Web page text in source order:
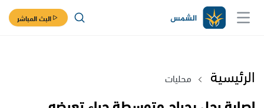
البث المباشر
الرئيسية محليات